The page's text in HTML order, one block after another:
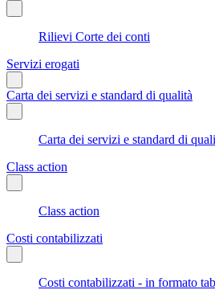
Rilievi Corte dei conti
Servizi erogati
Carta dei servizi e standard di qualità
Carta dei servizi e standard di
Class action
Class action
Costi contabilizzati
Costi contabilizzati - in formato